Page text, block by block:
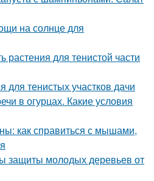
на солнце для
растения для тенистой части
тенистых участков дачи
в огурцах. Какие условия
как справиться с мышами,
защиты молодых деревьев от